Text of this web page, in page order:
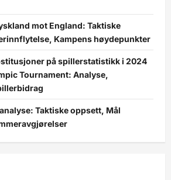
mot England: Taktiske
Kampens høydepunkter
på spillerstatistikk i 2024
Tournament: Analyse,
Taktiske oppsett, Mål